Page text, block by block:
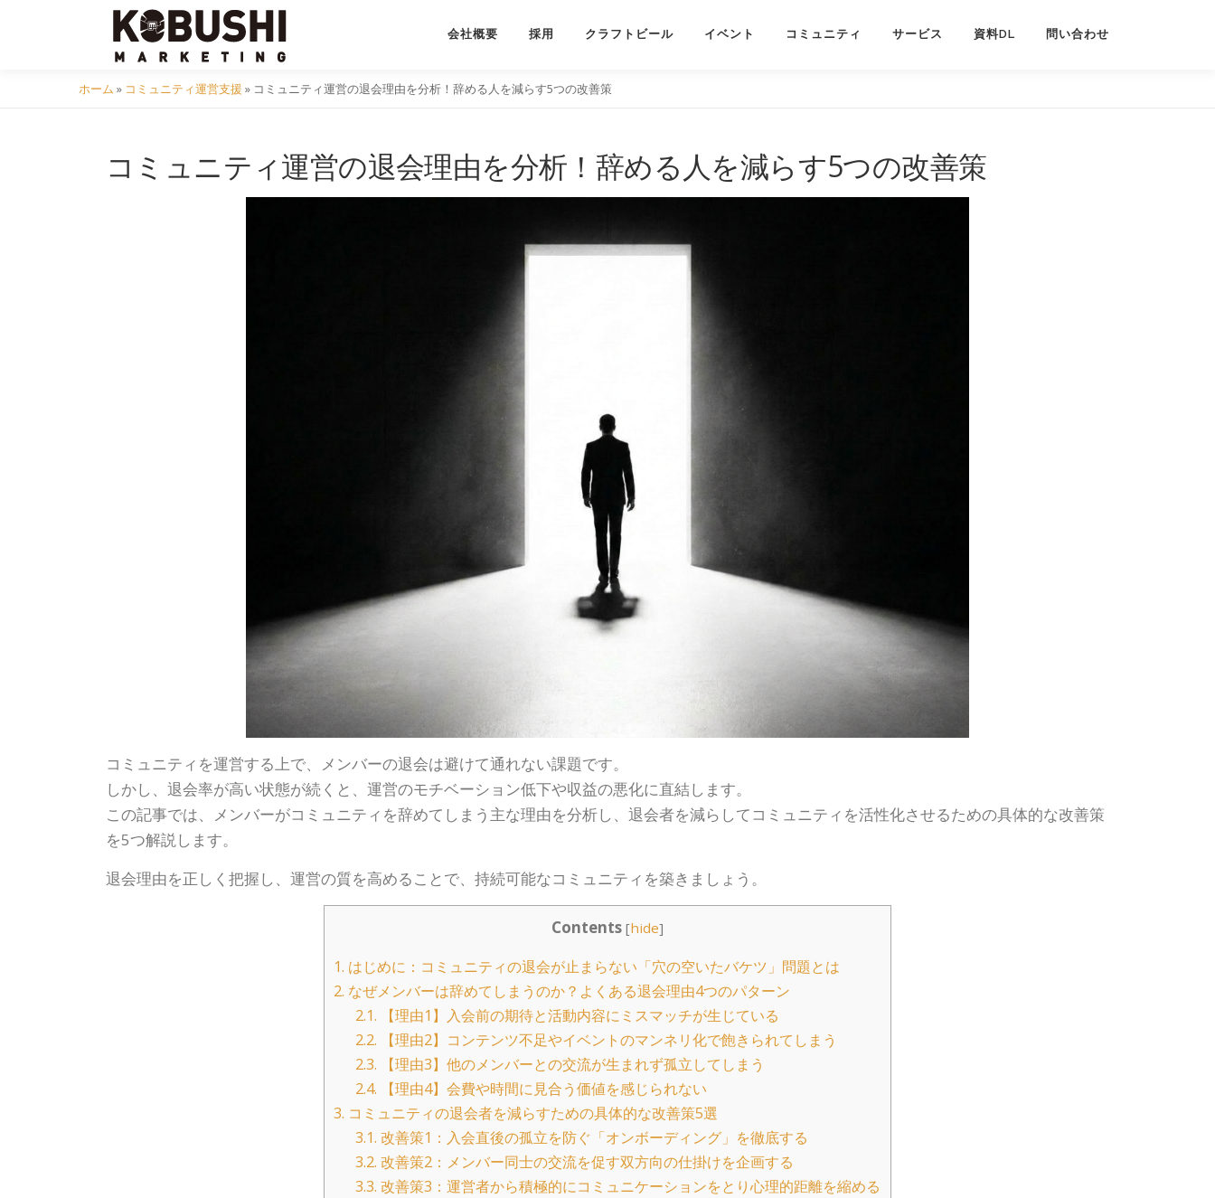
会社概要 採用 クラフトビール イベント コミュニティ サービス 資料DL 問い合わせ
ホーム » コミュニティ運営支援 » コミュニティ運営の退会理由を分析！辞める人を減らす5つの改善策
コミュニティ運営の退会理由を分析！辞める人を減らす5つの改善策
コミュニティを運営する上で、メンバーの退会は避けて通れない課題です。
しかし、退会率が高い状態が続くと、運営のモチベーション低下や収益の悪化に直結します。
この記事では、メンバーがコミュニティを辞めてしまう主な理由を分析し、退会者を減らしてコミュニティを活性化させるための具体的な改善策
を5つ解説します。
退会理由を正しく把握し、運営の質を高めることで、持続可能なコミュニティを築きましょう。
Contents [hide]
1. はじめに：コミュニティの退会が止まらない「穴の空いたバケツ」問題とは
2. なぜメンバーは辞めてしまうのか？よくある退会理由4つのパターン
2.1. 【理由1】入会前の期待と活動内容にミスマッチが生じている
2.2. 【理由2】コンテンツ不足やイベントのマンネリ化で飽きられてしまう
2.3. 【理由3】他のメンバーとの交流が生まれず孤立してしまう
2.4. 【理由4】会費や時間に見合う価値を感じられない
3. コミュニティの退会者を減らすための具体的な改善策5選
3.1. 改善策1：入会直後の孤立を防ぐ「オンボーディング」を徹底する
3.2. 改善策2：メンバー同士の交流を促す双方向の仕掛けを企画する
3.3. 改善策3：運営者から積極的にコミュニケーションをとり心理的距離を縮める